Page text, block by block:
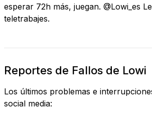
esperar 72h más, juegan. @Lowi_es
teletrabajes.
Reportes de Fallos de Lowi
Los últimos problemas e
social media: